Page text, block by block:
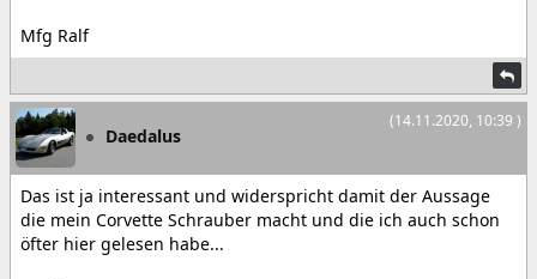
Mfg Ralf
(14.11.2020, 10:39 )
Daedalus
Das ist ja interessant und widerspricht damit der Aussage
die mein Corvette Schrauber macht und die ich auch schon
öfter hier gelesen habe...